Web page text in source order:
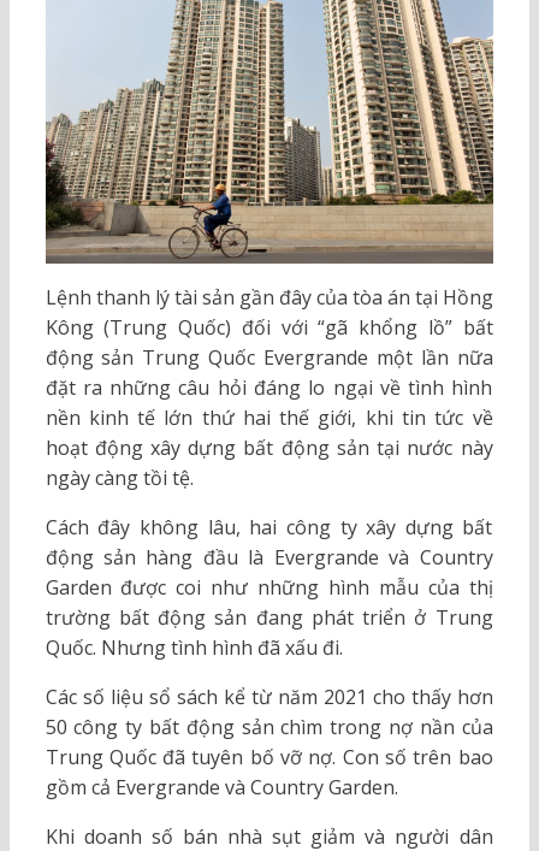
Lệnh thanh lý tài sản gần đây của tòa án tại Hồng
Kông (Trung Quốc) đối với “gã khổng lồ” bất
động sản Trung Quốc Evergrande một lần nữa
đặt ra những câu hỏi đáng lo ngại về tình hình
nền kinh tế lớn thứ hai thế giới, khi tin tức về
hoạt động xây dựng bất động sản tại nước này
ngày càng tồi tệ.
Cách đây không lâu, hai công ty xây dựng bất
động sản hàng đầu là Evergrande và Country
Garden được coi như những hình mẫu của thị
trường bất động sản đang phát triển ở Trung
Quốc. Nhưng tình hình đã xấu đi.
Các số liệu sổ sách kể từ năm 2021 cho thấy hơn
50 công ty bất động sản chìm trong nợ nần của
Trung Quốc đã tuyên bố vỡ nợ. Con số trên bao
gồm cả Evergrande và Country Garden.
Khi doanh số bán nhà sụt giảm và người dân